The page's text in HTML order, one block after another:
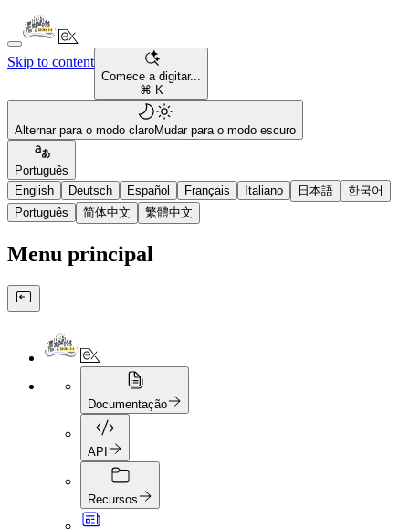
Skip to content
Comece a digitar...
⌘ K
Alternar para o modo claroMudar para o modo escuro
Português
English
Deutsch Español Français Italiano 日本語
한국어
Português
简体中文 繁體中文
Menu principal
Documentação
API
Recursos